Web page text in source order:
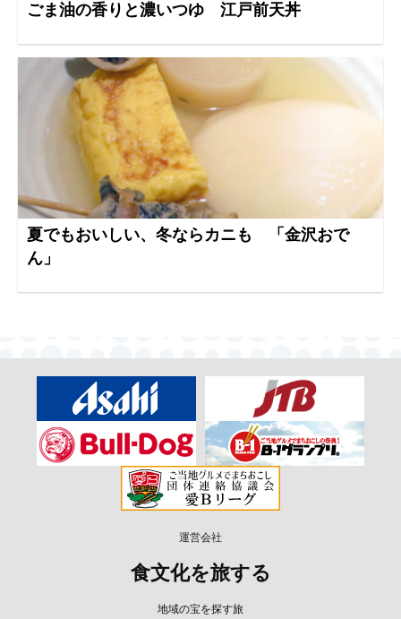
ごま油の香りと濃いつゆ 江戸前天丼
夏でもおいしい、冬ならカニも 「金沢おで
ん」
運営会社
食文化を旅する
地域の宝を探す旅